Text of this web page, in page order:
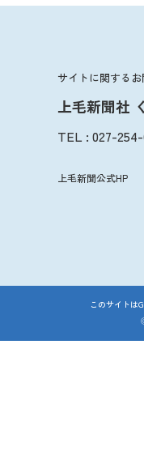
サイトに関する
上毛新聞社
TEL :027-
上毛新聞公式HP
このサイトは